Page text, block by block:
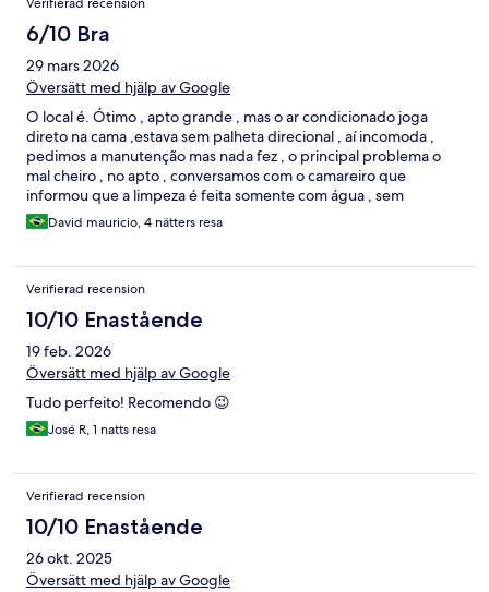
Verifierad recension
6/10 Bra
29 mars 2026
Översätt med hjälp av Google
O local é. Ótimo , apto grande , mas o ar condicionado joga
direto na cama ,estava sem palheta direcional , aí incomoda ,
pedimos a manutenção mas nada fez , o principal problema o
mal cheiro , no apto , conversamos com o camareiro que
informou que a limpeza é feita somente com água , sem
nenhum tipo de produto químico
David mauricio, 4 nätters resa
Verifierad recension
10/10 Enastående
19 feb. 2026
Översätt med hjälp av Google
Tudo perfeito! Recomendo 😉
José R, 1 natts resa
Verifierad recension
10/10 Enastående
26 okt. 2025
Översätt med hjälp av Google